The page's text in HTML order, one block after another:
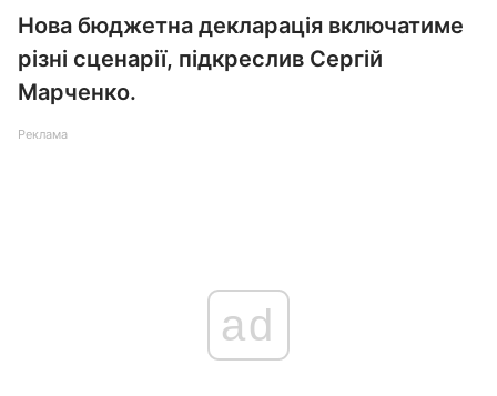
Нова бюджетна декларація включатиме
різні сценарії, підкреслив Сергій
Марченко.
Реклама
ad